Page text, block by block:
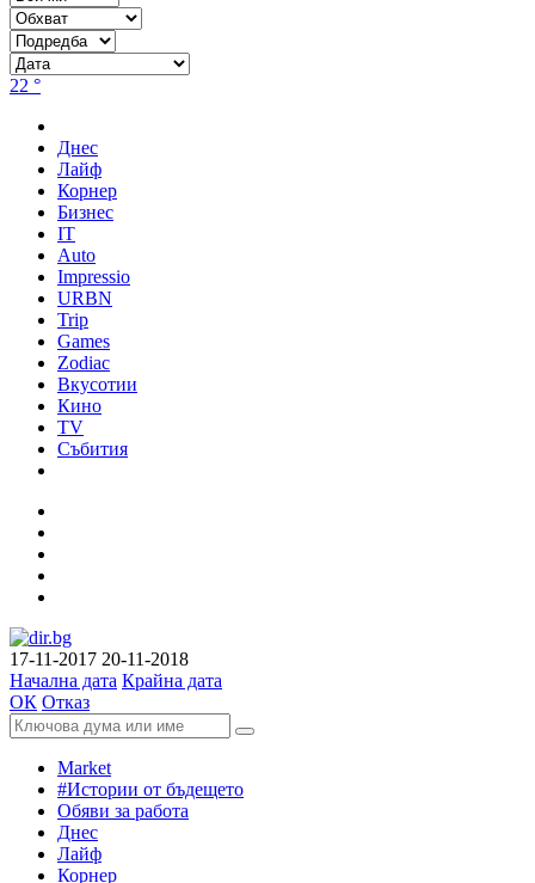
22 °
Днес
Лайф
Корнер
Бизнес
IT
Auto
Impressio
URBN
Trip
Games
Zodiac
Вкусотии
Кино
TV
Събития
17-11-2017 20-11-2018
Начална дата Крайна дата
ОК Отказ
Market
#Истории от бъдещето
Обяви за работа
Днес
Лайф
Корнер